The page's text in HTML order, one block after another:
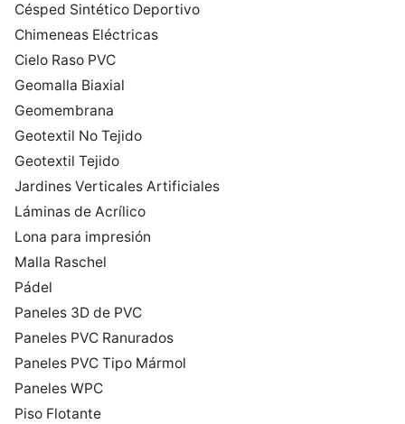
Césped Sintético Deportivo
Chimeneas Eléctricas
Cielo Raso PVC
Geomalla Biaxial
Geomembrana
Geotextil No Tejido
Geotextil Tejido
Jardines Verticales Artificiales
Láminas de Acrílico
Lona para impresión
Malla Raschel
Pádel
Paneles 3D de PVC
Paneles PVC Ranurados
Paneles PVC Tipo Mármol
Paneles WPC
Piso Flotante